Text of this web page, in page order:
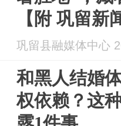
【附 巩留新
巩留县融媒体中心
和黑人结婚
权依赖？这